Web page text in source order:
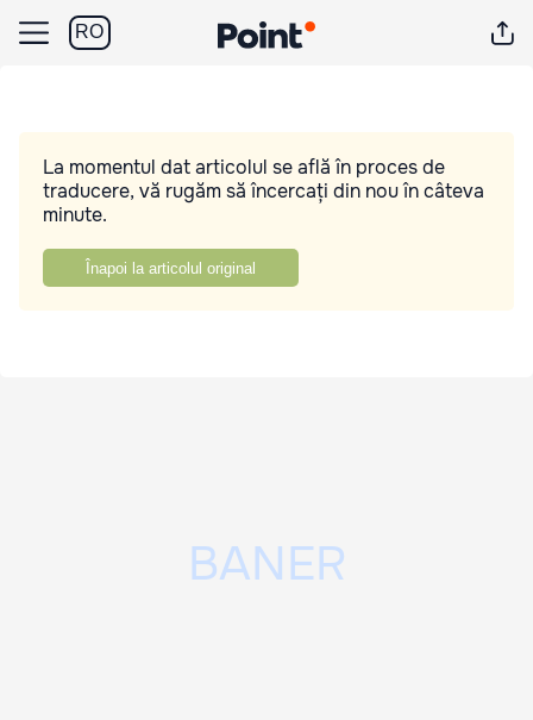
RO
La momentul dat articolul se află în proces de
traducere, vă rugăm să încercați din nou în câteva
minute.
Înapoi la articolul original